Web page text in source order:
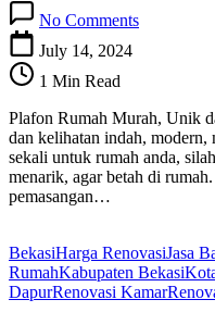
No CommentsPlafon
Bagus
July 14, 2024
1 Min Read
Plafon Rumah Murah, Unik
dan kelihatan indah,
sekali untuk rumah anda,
menarik, agar betah di
pemasangan…
BekasiHarga RenovasiJasa
RumahKabupaten Bekasi
DapurRenovasi Kamar